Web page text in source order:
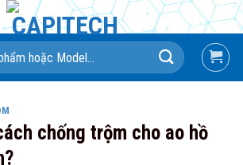
chống trộm cho ao hồ